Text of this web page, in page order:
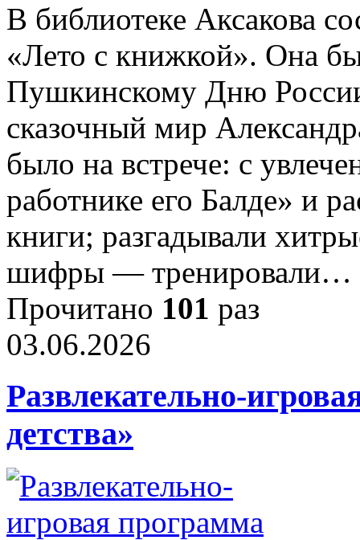
В библиотеке Аксакова
«Лето с книжкой». Она
Пушкинскому Дню
сказочный мир
было на встрече: с
работнике его Балде» и
книги; разгадывали
шифры — тренировали…
Прочитано 101 раз
03.06.2026
Развлекательно-
детства»